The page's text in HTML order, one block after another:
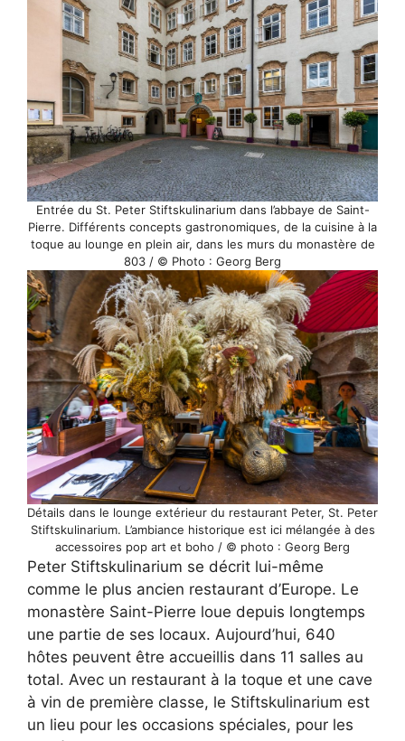
Entrée du St. Peter Stiftskulinarium dans l’abbaye de Saint-
Pierre. Différents concepts gastronomiques, de la cuisine à la
toque au lounge en plein air, dans les murs du monastère de
803 / © Photo : Georg Berg
Détails dans le lounge extérieur du restaurant Peter, St. Peter
Stiftskulinarium. L’ambiance historique est ici mélangée à des
accessoires pop art et boho / © photo : Georg Berg
Peter Stiftskulinarium se décrit lui-même
comme le plus ancien restaurant d’Europe. Le
monastère Saint-Pierre loue depuis longtemps
une partie de ses locaux. Aujourd’hui, 640
hôtes peuvent être accueillis dans 11 salles au
total. Avec un restaurant à la toque et une cave
à vin de première classe, le Stiftskulinarium est
un lieu pour les occasions spéciales, pour les